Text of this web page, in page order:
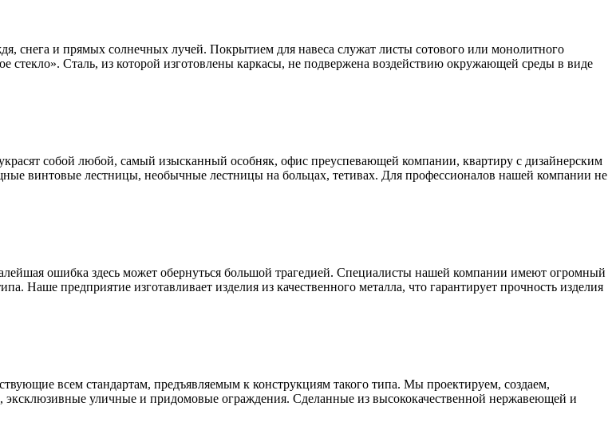
снега и прямых солнечных лучей. Покрытием для навеса служат листы сотового или монолитного
стекло». Сталь, из которой изготовлены каркасы, не подвержена воздействию окружающей среды в виде
собой любой, самый изысканный особняк, офис преуспевающей компании, квартиру с дизайнерским
винтовые лестницы, необычные лестницы на больцах, тетивах. Для профессионалов нашей компании не
ошибка здесь может обернуться большой трагедией. Специалисты нашей компании имеют огромный
Наше предприятие изготавливает изделия из качественного металла, что гарантирует прочность изделия
всем стандартам, предъявляемым к конструкциям такого типа. Мы проектируем, создаем,
уличные и придомовые ограждения. Сделанные из высококачественной нержавеющей и